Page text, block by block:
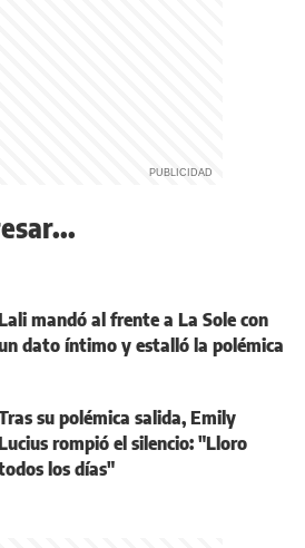
mandó al frente a La Sole con
dato íntimo y estalló la polémica
su polémica salida, Emily
rompió el silencio: "Lloro
los días"